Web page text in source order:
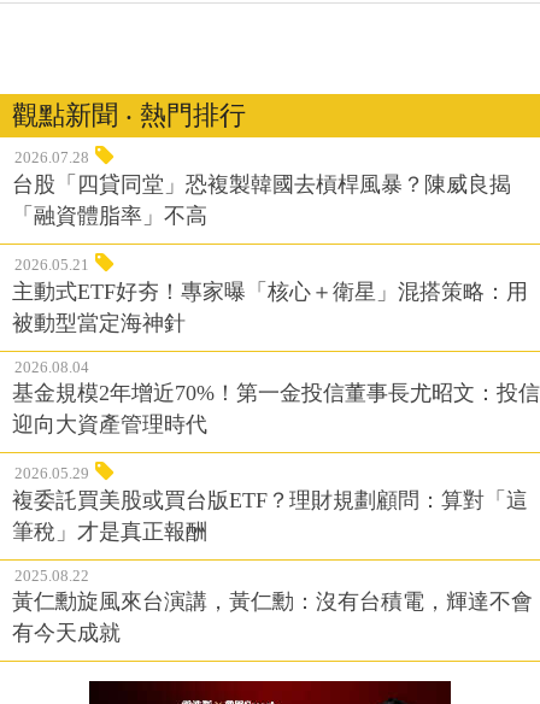
觀點新聞 ‧ 熱門排行
2026.07.28
台股「四貸同堂」恐複製韓國去槓桿風暴？陳威良揭
「融資體脂率」不高
2026.05.21
主動式ETF好夯！專家曝「核心＋衛星」混搭策略：用
被動型當定海神針
2026.08.04
基金規模2年增近70%！第一金投信董事長尤昭文：投信
迎向大資產管理時代
2026.05.29
複委託買美股或買台版ETF？理財規劃顧問：算對「這
筆稅」才是真正報酬
2025.08.22
黃仁勳旋風來台演講，黃仁勳：沒有台積電，輝達不會
有今天成就